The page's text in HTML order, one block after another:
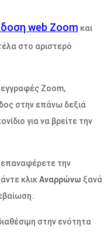
web Zoom και
στο αριστερό
Zoom,
στην επάνω δεξιά
για να βρείτε την
επαναφέρετε την
κλικΑναρρώνω ξανά
στην ενότητα